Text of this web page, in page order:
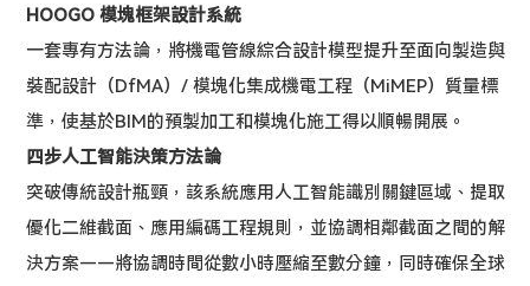
HOOGO 模塊框架設計系統
一套專有方法論，將機電管線綜合設計模型提升至面向製造與
裝配設計（DfMA）/ 模塊化集成機電工程（MiMEP）質量標
準，使基於BIM的預製加工和模塊化施工得以順暢開展。
四步人工智能決策方法論
突破傳統設計瓶頸，該系統應用人工智能識別關鍵區域、提取
優化二維截面、應用編碼工程規則，並協調相鄰截面之間的解
決方案——將協調時間從數小時壓縮至數分鐘，同時確保全球